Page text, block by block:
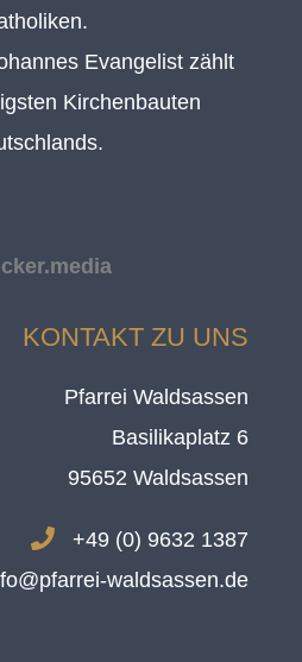
Evangelist zählt
Kirchenbauten
KONTAKT ZU UNS
Pfarrei Waldsassen
Basilikaplatz 6
95652 Waldsassen
+49 (0) 9632 1387
waldsassen.de